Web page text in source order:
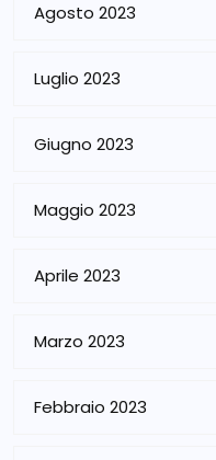
Agosto 2023
Luglio 2023
Giugno 2023
Maggio 2023
Aprile 2023
Marzo 2023
Febbraio 2023